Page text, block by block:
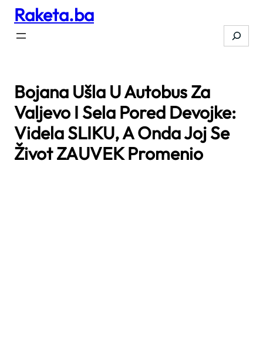
Skip
content
Raketa.ba
Search
Bojana Ušla U Autobus Za
Valjevo I Sela Pored Devojke:
Videla SLIKU, A Onda Joj Se
Život ZAUVEK Promenio